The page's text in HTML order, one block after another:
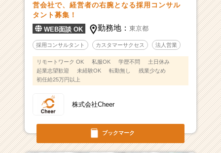
ブックマーク
営会社で、経営者の右腕となる採用コンサル
タント募集！
WEB面談 OK 勤務地：東京都
採用コンサルタント カスタマーサクセス 法人営業
リモートワーク OK 私服OK 学歴不問
土日休み
起業志望歓迎
未経験OK 転勤無し
残業少なめ
初任給25万円以上
株式会社Cheer